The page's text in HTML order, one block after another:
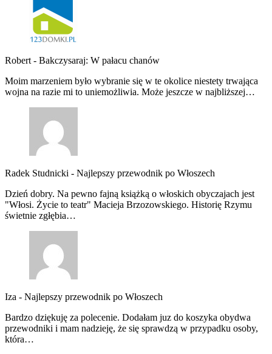
Robert - Bakczysaraj: W pałacu chanów
Moim marzeniem było wybranie się w te okolice niestety trwająca
wojna na razie mi to uniemożliwia. Może jeszcze w najbliższej…
Radek Studnicki - Najlepszy przewodnik po Włoszech
Dzień dobry. Na pewno fajną książką o włoskich obyczajach jest
"Włosi. Życie to teatr" Macieja Brzozowskiego. Historię Rzymu
świetnie zgłębia…
Iza - Najlepszy przewodnik po Włoszech
Bardzo dziękuję za polecenie. Dodałam juz do koszyka obydwa
przewodniki i mam nadzieję, że się sprawdzą w przypadku osoby,
która…